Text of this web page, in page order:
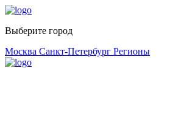
Выберите город
Москва Санкт-Петербург Регионы